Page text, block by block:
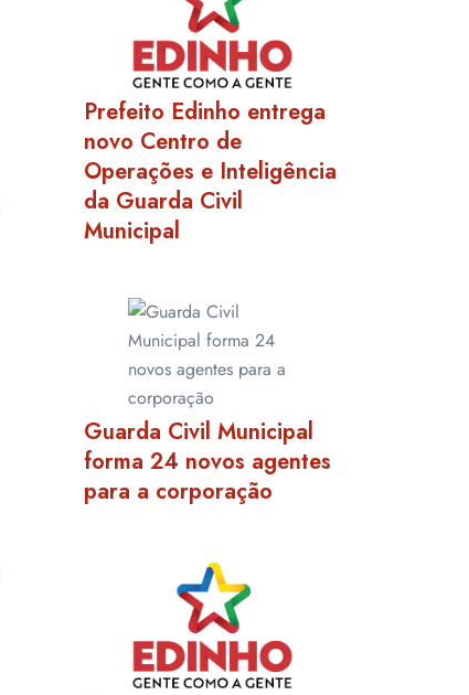
Prefeito Edinho entrega
novo Centro de
Operações e Inteligência
da Guarda Civil
Municipal
Guarda Civil Municipal
forma 24 novos agentes
para a corporação